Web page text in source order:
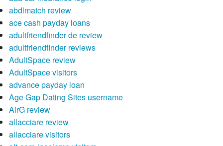
abdlmatch review
ace cash payday loans
adultfriendfinder de review
adultfriendfinder reviews
AdultSpace review
AdultSpace visitors
advance payday loan
Age Gap Dating Sites username
AirG review
allacciare review
allacciare visitors